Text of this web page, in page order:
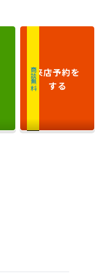
商談無料来店予約を
する